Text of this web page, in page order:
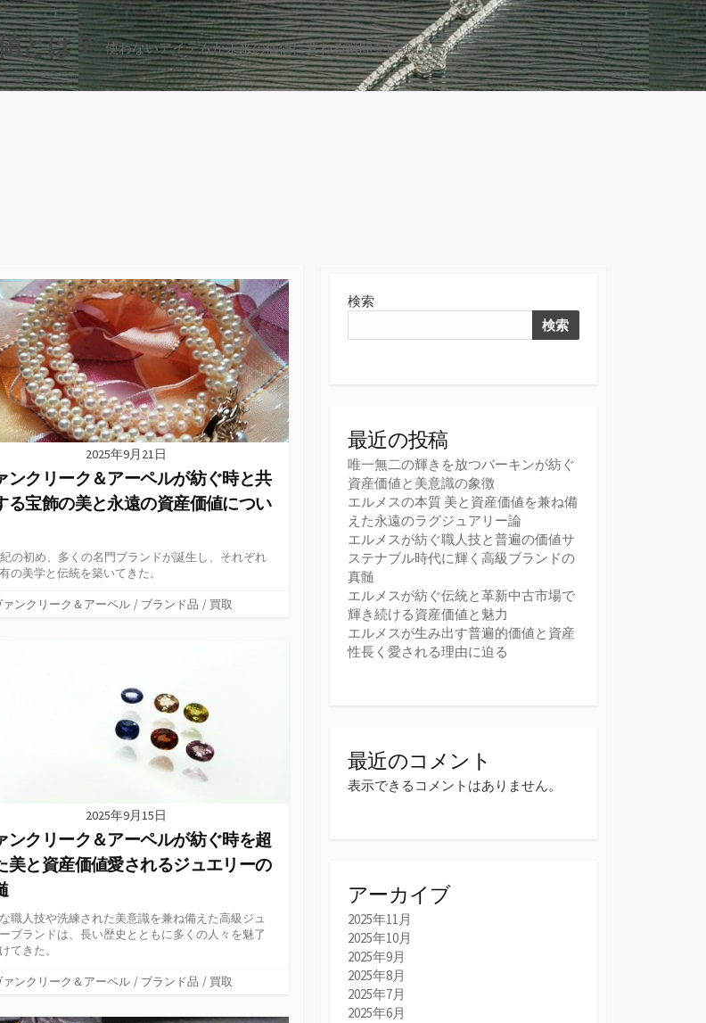
とは？ 使わないアイテムが未来の価値に変わる瞬間を体験しよう！
検
索
切
2025年9月21日
ンクリーク＆アーペルが紡ぐ時と共
る宝飾の美と永遠の資産価値につい
の初め、多くの名門ブランドが誕生し、それぞれ
の美学と伝統を築いてきた。
ァンクリーク＆アーペル / ブランド品 / 買取
2025年9月15日
ンクリーク＆アーペルが紡ぐ時を超
美と資産価値愛されるジュエリーの
職人技や洗練された美意識を兼ね備えた高級ジュ
ブランドは、長い歴史とともに多くの人々を魅了
てきた。
ァンクリーク＆アーペル / ブランド品 / 買取
検索
検索
最近の投稿
唯一無二の輝きを放つバーキンが紡ぐ
資産価値と美意識の象徴
エルメスの本質 美と資産価値を兼ね備
えた永遠のラグジュアリー論
エルメスが紡ぐ職人技と普遍の価値サ
ステナブル時代に輝く高級ブランドの
真髄
エルメスが紡ぐ伝統と革新中古市場で
輝き続ける資産価値と魅力
エルメスが生み出す普遍的価値と資産
性長く愛される理由に迫る
最近のコメント
表示できるコメントはありません。
アーカイブ
2025年11月
2025年10月
2025年9月
2025年8月
2025年7月
2025年6月